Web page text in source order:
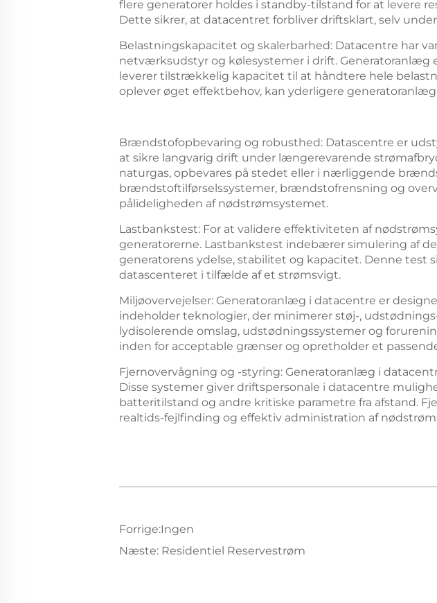
flere generatorer holdes i standby-tilstand for at levere
Dette sikrer, at datacentret forbliver driftsklart, selv
Belastningskapacitet og skalerbarhed: Datacentre har
netværksudstyr og kølesystemer i drift.
leverer tilstrækkelig kapacitet til at håndtere hele
oplever øget effektbehov, kan yderligere
Brændstofopbevaring og robusthed: Datascentre er
at sikre langvarig drift under længerevarende
naturgas, opbevares på stedet eller i nærliggende
brændstoftilførselssystemer, brændstofrensning og
pålideligheden af nødstrømsystemet.
Lastbankstest: For at validere effektiviteten af
generatorerne. Lastbankstest indebærer simulering af
generatorens ydelse, stabilitet og kapacitet. Denne test
datascenteret i tilfælde af et strømsvigt.
Miljøovervejelser: Generatoranlæg i datacentre er
indeholder teknologier, der minimerer støj-,
lydisolerende omslag, udstødningssystemer og
inden for acceptable grænser og opretholder et
Fjernovervågning og -styring: Generatoranlæg i
Disse systemer giver driftspersonale i datacentre
batteritilstand og andre kritiske parametre fra afstand.
realtids-fejlfinding og effektiv administration af
Forrige:Ingen
Næste: Residentiel Reservestrøm